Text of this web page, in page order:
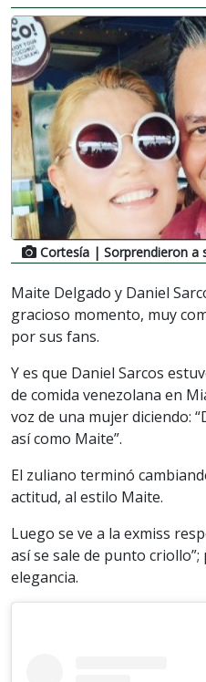
Cortesía | Sorprendieron a
Maite Delgado y Daniel
gracioso momento, muy
por sus fans.
Y es que Daniel Sarcos
de comida venezolana en
voz de una mujer diciendo:
así como Maite”.
El zuliano terminó
actitud, al estilo Maite.
Luego se ve a la exmiss
así se sale de punto
elegancia.